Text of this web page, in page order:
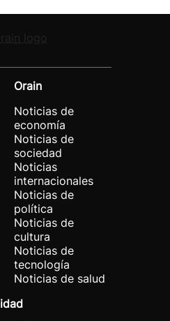
Orain
Noticias de
economía
Noticias de
sociedad
Noticias
internacionales
Noticias de
política
Noticias de
cultura
Noticias de
tecnología
Noticias de salud